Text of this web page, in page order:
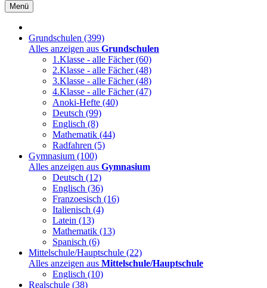
Menü
Grundschulen (399)
Alles anzeigen aus Grundschulen
1.Klasse - alle Fächer(60)
2.Klasse - alle Fächer(48)
3.Klasse - alle Fächer(48)
4.Klasse - alle Fächer(47)
Anoki-Hefte (40)
Deutsch (99)
Englisch (8)
Mathematik (44)
Radfahren (5)
Gymnasium (100)
Alles anzeigen aus Gymnasium
Deutsch (12)
Englisch (36)
Franzoesisch (16)
Italienisch (4)
Latein (13)
Mathematik (13)
Spanisch (6)
Mittelschule/Hauptschule (22)
Alles anzeigen aus Mittelschule/Hauptschule
Englisch (10)
Realschule (38)